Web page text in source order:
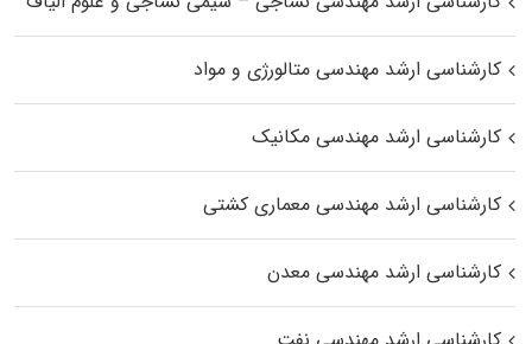
کارشناسی ارشد مهندسی متالورژی و مواد
کارشناسی ارشد مهندسی مکانیک
کارشناسی ارشد مهندسی معماری کشتی
کارشناسی ارشد مهندسی معدن